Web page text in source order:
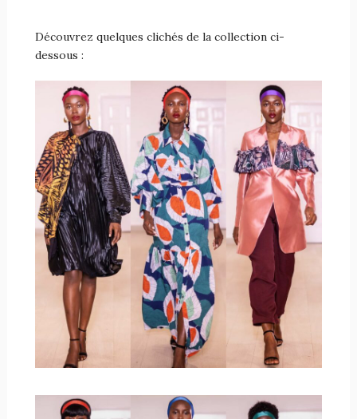
Découvrez quelques clichés de la collection ci-
dessous :